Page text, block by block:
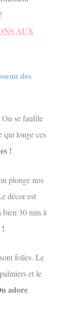
AUX
des
On se faufile
qui longe ces
!
plonge nos
décor est
bien 30 min à
!
folles. Le
et le
adore